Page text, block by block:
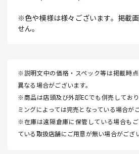
※色や模様は様々ございます。掲載
せん。
※説明文中の価格・スペック等は掲載時
異なる場合がございます。
※商品は店頭及び外部ECでも併売してお
ミングによっては完売となっている場合が
※在庫は遠隔倉庫に保管している場合も
ている取扱店舗にご用意が無い場合がござい